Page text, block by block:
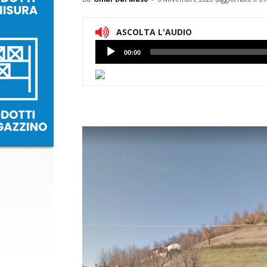
ASCOLTA L'AUDIO
Lettore
Audio
00:00